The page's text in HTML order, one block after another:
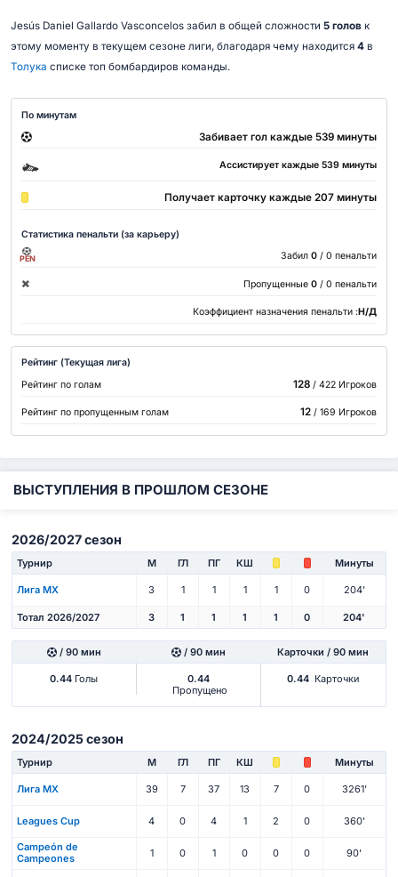
Jesús Daniel Gallardo Vasconcelos забил в общей сложности 5 головк
этому моменту в текущем сезоне лиги, благодаря чему находится 4в
Толука списке топ бомбардиров команды.
По минутам
Забивает гол каждые 539 минуты
Ассистирует каждые 539 минуты
Получает карточку каждые 207 минуты
Статистика пенальти (за карьеру)
PEN Забил 0 / 0 пенальти
Пропущенные 0 / 0 пенальти
Коэффициент назначения пенальти :Н/Д
Рейтинг (Текущая лига)
Рейтинг по голам
128/ 422 Игроков
Рейтинг по пропущенным голам 12/ 169 Игроков
ВЫСТУПЛЕНИЯ В ПРОШЛОМ СЕЗОНЕ
2026/2027 сезон
Турнир М ГЛ ПГ КШ Минуты
Лига МХ 3 1 1 1 1 0 204'
Тотал 2026/2027 3 1 1 1 1 0 204'
/ 90 мин / 90 мин Карточки / 90 мин
0.44 Голы
0.44
Пропущено
0.44 Карточки
2024/2025 сезон
Турнир М ГЛ ПГ КШ Минуты
Лига МХ 39 7 37 13 7 0 3261'
Leagues Cup 4 0 4 1 2 0 360'
Campeón de
Campeones
1 0 1 0 0 0 90'